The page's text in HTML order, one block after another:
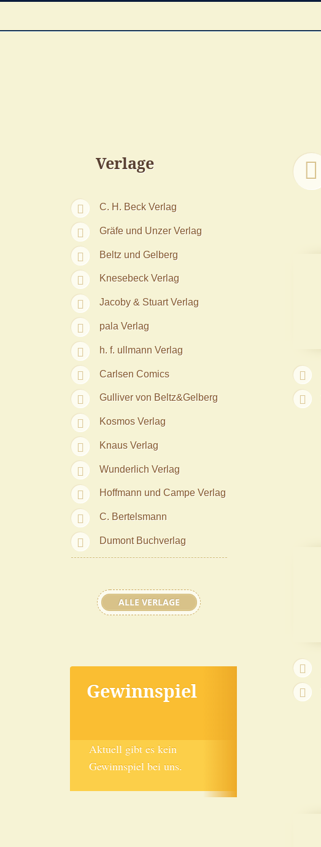
Verlage
C. H. Beck Verlag
Gräfe und Unzer Verlag
Beltz und Gelberg
Knesebeck Verlag
Jacoby & Stuart Verlag
pala Verlag
h. f. ullmann Verlag
Carlsen Comics
Gulliver von Beltz&Gelberg
Kosmos Verlag
Knaus Verlag
Wunderlich Verlag
Hoffmann und Campe Verlag
C. Bertelsmann
Dumont Buchverlag
ALLE VERLAGE
Gewinnspiel
Aktuell gibt es kein
Gewinnspiel bei uns.